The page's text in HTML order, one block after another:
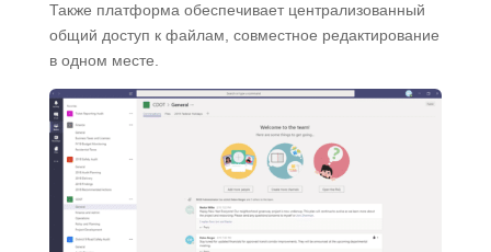
Также платформа обеспечивает централизованный
общий доступ к файлам, совместное редактирование
в одном месте.